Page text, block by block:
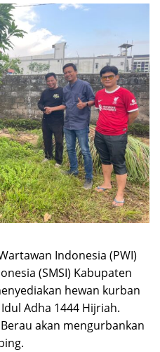
Indonesia (PWI)
(SMSI) Kabupaten
hewan kurban
Adha 1444 Hijriah.
akan mengurbankan